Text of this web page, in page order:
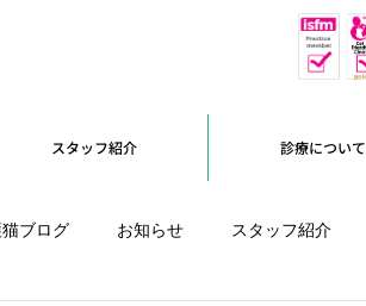
スタッフ紹介 診療について
ブログ お知らせ スタッフ紹介